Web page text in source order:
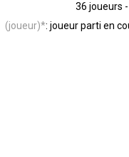
36 joueurs
(joueur)*: joueur parti en